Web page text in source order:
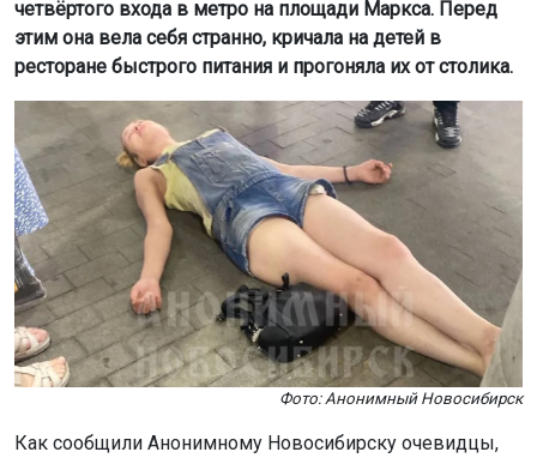
четвёртого входа в метро на площади Маркса. Перед
этим она вела себя странно, кричала на детей в
ресторане быстрого питания и прогоняла их от столика.
Фото: Анонимный Новосибирск
Как сообщили Анонимному Новосибирску очевидцы,